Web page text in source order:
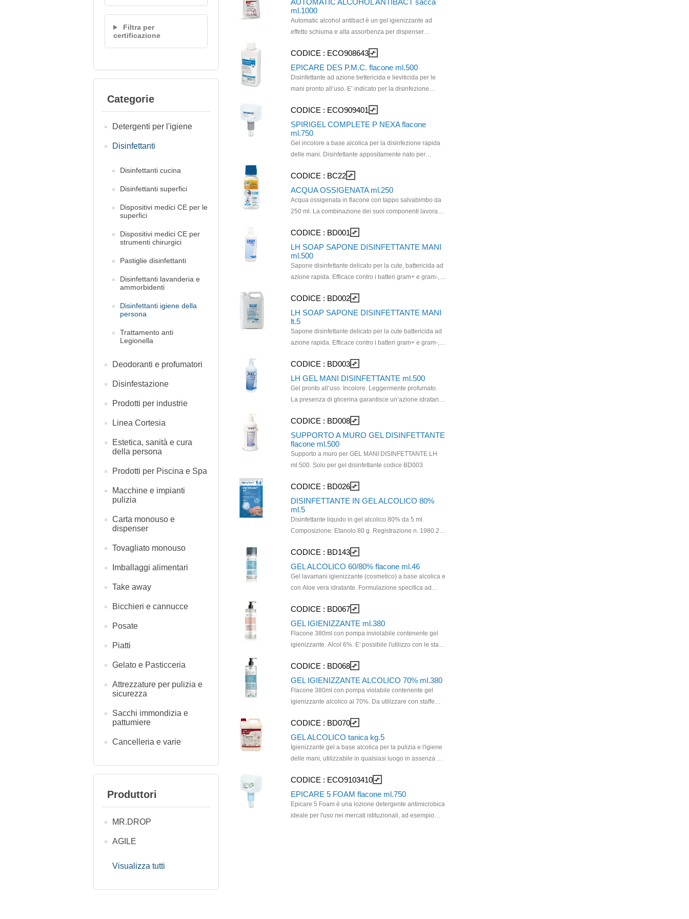
Filtra per
certificazione
Categorie
Detergenti per l'igiene
Disinfettanti
Disinfettanti cucina
Disinfettanti superfici
Dispositivi medici CE per le
superfici
Dispositivi medici CE per
strumenti chirurgici
Pastiglie disinfettanti
Disinfettanti lavanderia e
ammorbidenti
Disinfettanti igiene della
persona
Trattamento anti
Legionella
Deodoranti e profumatori
Disinfestazione
Prodotti per industrie
Linea Cortesia
Estetica, sanità e cura
della persona
Prodotti per Piscina e Spa
Macchine e impianti
pulizia
Carta monouso e
dispenser
Tovagliato monouso
Imballaggi alimentari
Take away
Bicchieri e cannucce
Posate
Piatti
Gelato e Pasticceria
Attrezzature per pulizia e
sicurezza
Sacchi immondizia e
pattumiere
Cancelleria e varie
Produttori
MR.DROP
AGILE
Visualizza tutti
AUTOMATIC ALCOHOL ANTIBACT sacca
ml.1000
Automatic alcohol antibact è un gel igienizzante ad
effetto schiuma e alta assorbenza per dispenser
sicurezza ed inserire il prodotto nel dispenser.
Applicare la necessaria quantità di prodotto sulle mani,
strofinare bene a lungo senza risciacquare. La sacca è
abbinata al dispenser 1094 MOD AUTOMATIC FOAM
ALCOHOL ANTIBACT.
CODICE : ECO908643 compare_arrows
EPICARE DES P.M.C. flacone ml.500
Disinfettante ad azione bettericida e lieviticida per le
mani pronto all’uso. E’ indicato per la disinfezione
particolarmente compatibile con la pelle, non contiene
ingredienti irritanti o potenzialmente allergenici per la
pelle.
CODICE : ECO909401 compare_arrows
SPIRIGEL COMPLETE P NEXA flacone
ml.750
Gel incolore a base alcolica per la disinfezione rapida
delle mani. Disinfettante appositamente nato per
Complete sul palmo di una mano e distribuirlo in modo
uniforme; - Coprire tutta la superfcie delle mani,
sfregando bene i due palmi Distribuire Spirigel
Complete sul dorso di ciascuna mano, inclusi i polsi,
tenendo le dita intrecciate; - Afferrare le dita di ciascuna
mano e frizionare con movimenti laterali, avanti e
indietro; - Afferrare il pollice della mano e frizionare con
un movimento circolare; - Premere le dita nel palmo di
ciascuna mano e frizionare con un movimento
fla
CODICE : BC22 compare_arrows
ACQUA OSSIGENATA ml.250
Acqua ossigenata in flacone con tappo salvabimbo da
250 ml. La combinazione dei suoi componenti lavora
delicata. Gli ingredienti principali sono noti per le loro
proprietà antibatteriche e disinfettanti che
contribuiscono ad eliminare germi e batteri.
CODICE : BD001 compare_arrows
LH SOAP SAPONE DISINFETTANTE MANI
ml.500
Sapone disinfettante delicato per la cute, battericida ad
azione rapida. Efficace contro i batteri gram+ e gram-,
profonda e una piacevole profumazione. Rispetta la
pelle, lasciandola igienizzata. Dermatologicamente
testato. Adatto a lavaggi frequenti. Confezione da 12
flaconi da 500 ml.
CODICE : BD002 compare_arrows
LH SOAP SAPONE DISINFETTANTE MANI
lt.5
Sapone disinfettante delicato per la cute battericida ad
azione rapida. Efficace contro i batteri gram+ e gram-,
profonda e una piacevole profumazione. Rispetta la
pelle, lasciandola igienizzata. Dermatologicamente
testato. Adatto a lavaggi frequenti. Confezione da 4
taniche da 5 lt.
CODICE : BD003 compare_arrows
LH GEL MANI DISINFETTANTE ml.500
Gel pronto all’uso. Incolore. Leggermente profumato.
La presenza di glicerina garantisce un’azione idratante
batteri Gram positivi; Gram negativi, micobatteri, miceti,
virus liofili edidrofili. Erogatore incluso per ogni flacone.
CODICE : BD008 compare_arrows
SUPPORTO A MURO GEL DISINFETTANTE
flacone ml.500
Supporto a muro per GEL MANI DISINFETTANTE LH
ml.500. Solo per gel disinfettante codice BD003
CODICE : BD026 compare_arrows
DISINFETTANTE IN GEL ALCOLICO 80%
ml.5
Disinfettante liquido in gel alcolico 80% da 5 ml.
Composizione: Etanolo 80 g. Registrazione n. 1980 2
CODICE : BD143 compare_arrows
GEL ALCOLICO 60/80% flacone ml.46
Gel lavamani igienizzante (cosmetico) a base alcolica e
con Aloe vera idratante. Formulazione specifica ad
le mani lasciandole non unte. INGREDIENTI
PRINCIPALI: Alcol (Etanolo, concentrazione al 60-
80%), Glicerina emolliente, Gel di aloe vera ad azione
idratante e lenitiva.
CODICE : BD067 compare_arrows
GEL IGIENIZZANTE ml.380
Flacone 380ml con pompa inviolabile contenente gel
igienizzante. Alcol 6%. E' possibile l'utilizzo con le staffe
CODICE : BD068 compare_arrows
GEL IGIENIZZANTE ALCOLICO 70% ml.380
Flacone 380ml con pompa violabile contenente gel
igienizzante alcolico al 70%. Da utilizzare con staffe
pompetta dosatrice.
CODICE : BD070 compare_arrows
GEL ALCOLICO tanica kg.5
Igienizzante gel a base alcolica per la pulizia e l'igiene
delle mani, utilizzabile in qualsiasi luogo in assenza di
contro l'unto e permette di contrastare gli odori
sgradevoli sulle mani, lasciando sulla pelle una
piacevole sensazione di freschezza. Le sostanze
emollienti presenti in formula mantengono le mani
CODICE : ECO9103410 compare_arrows
EPICARE 5 FOAM flacone ml.750
Epicare 5 Foam è una lozione detergente antimicrobica
ideale per l'uso nei mercati istituzionali, ad esempio